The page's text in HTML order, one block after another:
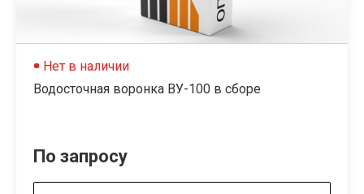
Нет в наличии
Водосточная воронка ВУ-100 в сборе
По запросу